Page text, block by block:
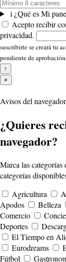
i ¿Qué es Mi
Acepto recibir
privacidad.
suscribirte se creará tu
pendiente de
↑
×
Avisos del navegador
¿Quieres
navegador?
Marca las categorías
categorías
Agricultura
Apodos
Belleza
Comercio
Deportes
El Tiempo en
Eurodreams
Fútbol